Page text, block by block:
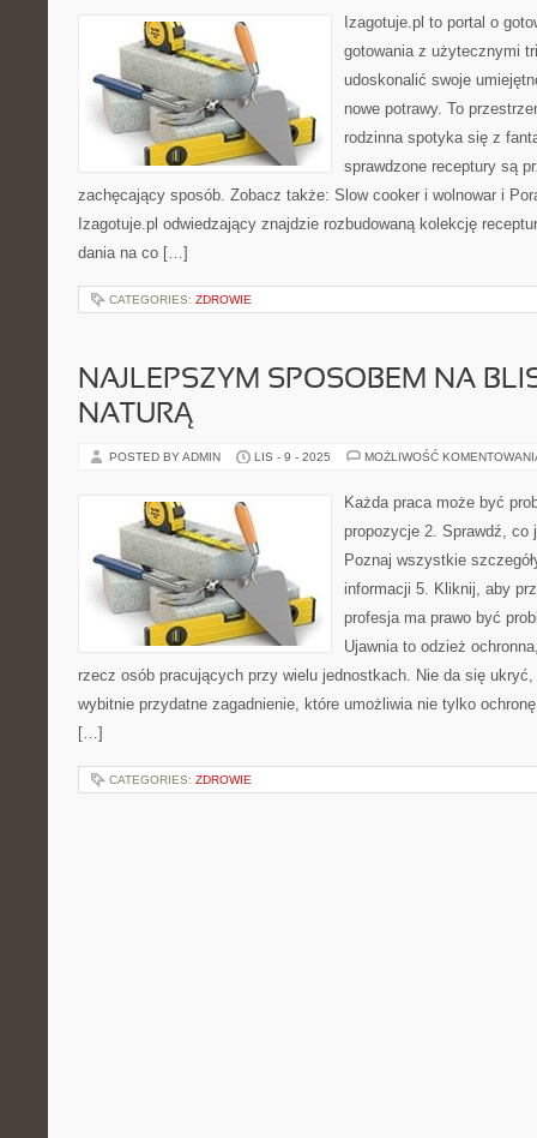
Izagotuje.pl to portal o
gotowania z użytecznymi
udoskonalić swoje
nowe potrawy. To
rodzinna spotyka się z
sprawdzone receptury są
zachęcający sposób. Zobacz także: Slow cooker i wolnowar i
Izagotuje.pl odwiedzający znajdzie rozbudowaną kolekcję
dania na co […]
CATEGORIES: ZDROWIE
NAJLEPSZYM SPOSOBEM NA
NATURĄ
POSTED BY ADMIN LIS - 9 - 2025 MOŻLIWOŚĆ
Każda praca może być
propozycje 2. Sprawdź, co
Poznaj wszystkie
informacji 5. Kliknij, aby
profesja ma prawo być
Ujawnia to odzież
rzecz osób pracujących przy wielu jednostkach. Nie da się
wybitnie przydatne zagadnienie, które umożliwia nie tylko
[…]
CATEGORIES: ZDROWIE